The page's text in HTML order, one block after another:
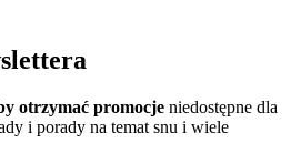
otrzymać promocje niedostępne dla
i porady na temat snu i wiele